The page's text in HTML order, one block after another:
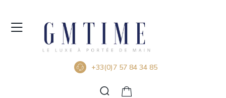
+33(0)7 57 84 34 85